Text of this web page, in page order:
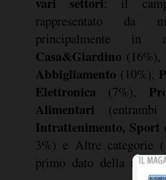
rappresentato da
principalmente in
Casa&Giardino(16%),
Abbigliamento (10%),
Elettronica (7%),
Alimentari
Intrattenimento,
3%) e Altre categorie
primo dato della